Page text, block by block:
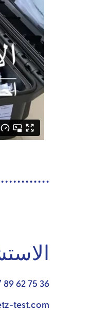
89 62 75 36
test.com